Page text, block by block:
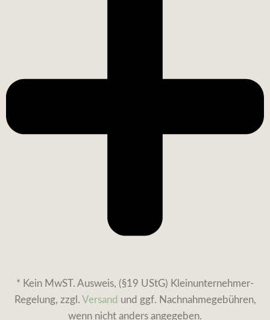
* Kein MwST. Ausweis, (§19 UStG) Kleinunternehmer-
Regelung, zzgl. Versand und ggf. Nachnahmegebühren,
wenn nicht anders angegeben.